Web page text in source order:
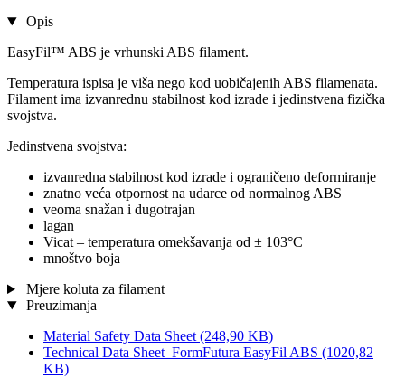
Opis
EasyFil™ ABS je vrhunski ABS filament.
Temperatura ispisa je viša nego kod uobičajenih ABS filamenata.
Filament ima izvanrednu stabilnost kod izrade i jedinstvena fizička
svojstva.
Jedinstvena svojstva:
izvanredna stabilnost kod izrade i ograničeno deformiranje
znatno veća otpornost na udarce od normalnog ABS
veoma snažan i dugotrajan
lagan
Vicat – temperatura omekšavanja od ± 103°C
mnoštvo boja
Mjere koluta za filament
Preuzimanja
Material Safety Data Sheet (248,90 KB)
Technical Data Sheet_FormFutura EasyFil ABS (1020,82
KB)